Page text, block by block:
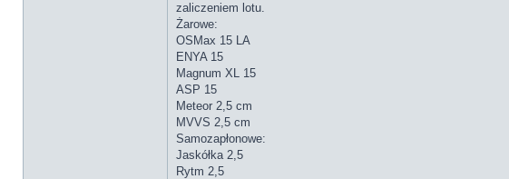
zaliczeniem lotu.
Żarowe:
OSMax 15 LA
ENYA 15
Magnum XL 15
ASP 15
Meteor 2,5 cm
MVVS 2,5 cm
Samozapłonowe:
Jaskółka 2,5
Rytm 2,5